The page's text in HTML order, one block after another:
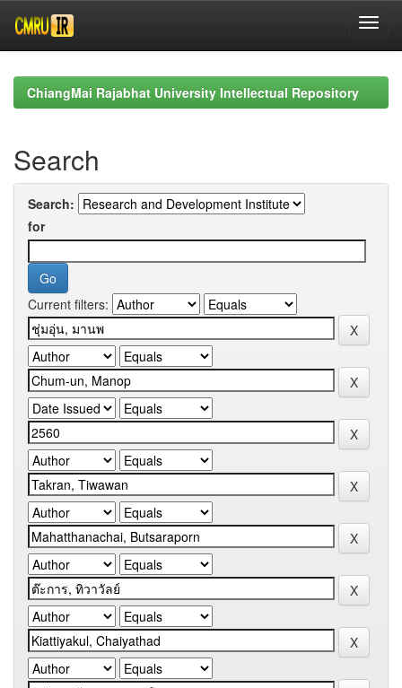
navigationChiangMai Rajabhat University Intellectual Repository
Search
Search:
for
Current filters: